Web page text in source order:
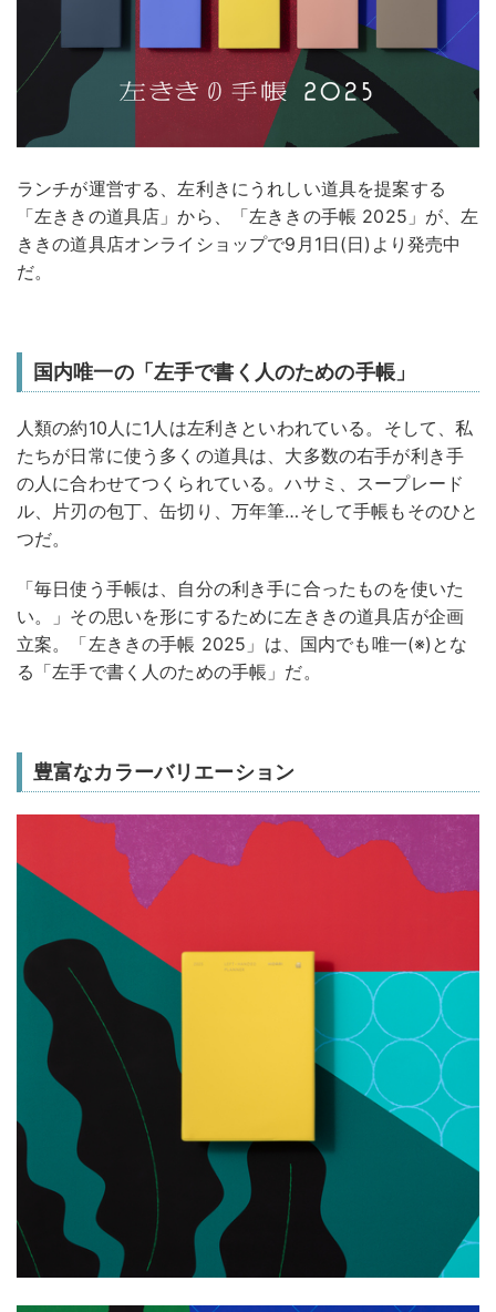
ランチが運営する、左利きにうれしい道具を提案する
「左ききの道具店」から、「左ききの手帳 2025」が、左
ききの道具店オンライショップで9月1日(日)より発売中
だ。
国内唯一の「左手で書く人のための手帳」
人類の約10人に1人は左利きといわれている。そして、私
たちが日常に使う多くの道具は、大多数の右手が利き手
の人に合わせてつくられている。ハサミ、スープレード
ル、片刃の包丁、缶切り、万年筆…そして手帳もそのひと
つだ。
「毎日使う手帳は、自分の利き手に合ったものを使いた
い。」その思いを形にするために左ききの道具店が企画
立案。「左ききの手帳 2025」は、国内でも唯一(※)とな
る「左手で書く人のための手帳」だ。
豊富なカラーバリエーション